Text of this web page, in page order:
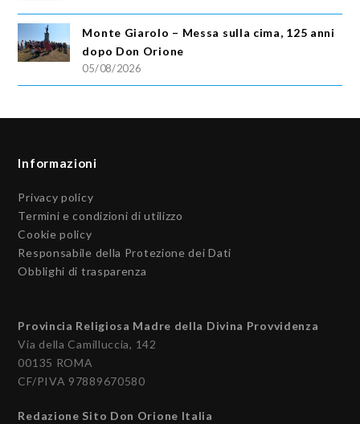
Monte Giarolo – Messa sulla cima, 125 anni
dopo Don Orione
05/08/2026
Informazioni
Privacy policy
Termini e condizioni di utilizzo
Cookie policy
Responsabile della Protezione dei Dati
Obblighi di trasparenza
Provincia Religiosa Madre della Divina Provvidenza
Via della Camilluccia, 142
00135 ROMA
CF/PIVA 97889670580
Redazione Sito Don Orione Italia